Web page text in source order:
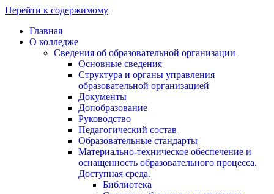
Перейти к содержимому
Главная
О колледже
Сведения об образовательной организации
Основные сведения
Структура и органы управления
образовательной организацией
Документы
Допобразование
Руководство
Педагогический состав
Образовательные стандарты
Материально-техническое обеспечение и
оснащенность образовательного процесса.
Доступная среда.
Библиотека